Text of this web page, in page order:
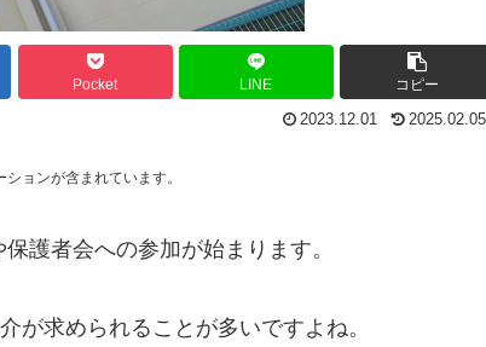
Pocket LINE コピー
2023.12.01 2025.02.05
ョンが含まれています。
護者会への参加が始まります。
が求められることが多いですよね。